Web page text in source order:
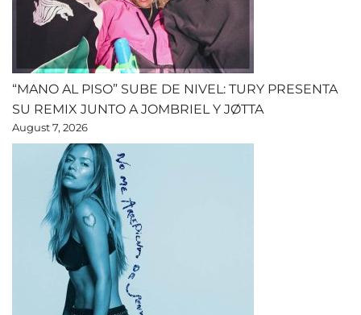
“MANO AL PISO” SUBE DE NIVEL: TURY PRESENTA
SU REMIX JUNTO A JOMBRIEL Y JØTTA
August 7, 2026